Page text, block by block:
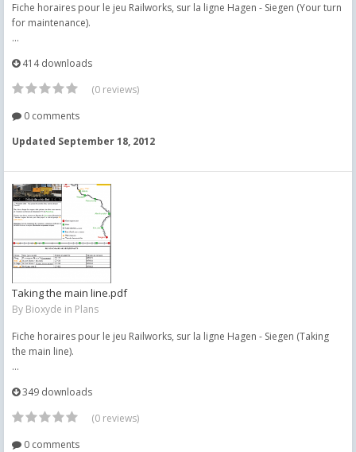
Fiche horaires pour le jeu Railworks, sur la ligne Hagen - Siegen (Your turn
for maintenance).
...
414 downloads
(0 reviews)
0 comments
Updated September 18, 2012
Taking the main line.pdf
By Bioxyde in Plans
Fiche horaires pour le jeu Railworks, sur la ligne Hagen - Siegen (Taking
the main line).
...
349 downloads
(0 reviews)
0 comments